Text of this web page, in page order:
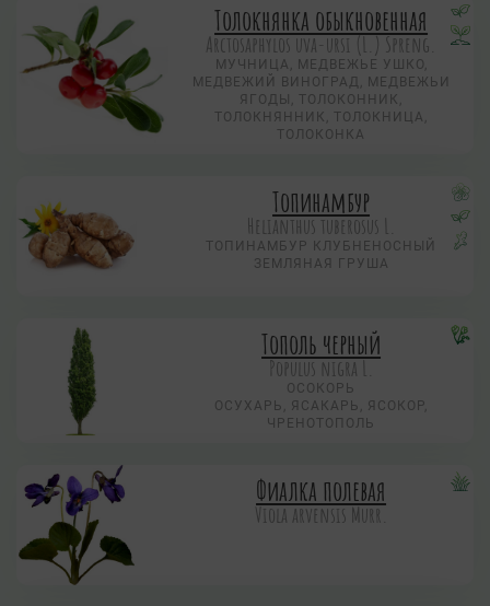
Толокнянка обыкновенная
Arctosaphylos uva-ursi (L.) Spreng.
МУЧНИЦА, МЕДВЕЖЬЕ УШКО,
МЕДВЕЖИЙ ВИНОГРАД, МЕДВЕЖЬИ
ЯГОДЫ, ТОЛОКОННИК,
ТОЛОКНЯННИК, ТОЛОКНИЦА,
ТОЛОКОНКА
Топинамбур
Helianthus tuberosus L.
ТОПИНАМБУР КЛУБНЕНОСНЫЙ
ЗЕМЛЯНАЯ ГРУША
Тополь черный
Populus nigra L.
ОСОКОРЬ
ОСУХАРЬ, ЯСАКАРЬ, ЯСОКОР,
ЧРЕНОТОПОЛЬ
Фиалка полевая
Viola arvensis Murr.